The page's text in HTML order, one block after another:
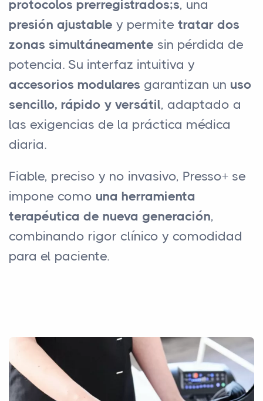
protocolos prerregistrados;s, una
presión ajustable y permite tratar dos
zonas simultáneamente sin pérdida de
potencia. Su interfaz intuitiva y
accesorios modulares garantizan un uso
sencillo, rápido y versátil, adaptado a
las exigencias de la práctica médica
diaria.
Fiable, preciso y no invasivo, Presso+ se
impone como una herramienta
terapéutica de nueva generación,
combinando rigor clínico y comodidad
para el paciente.